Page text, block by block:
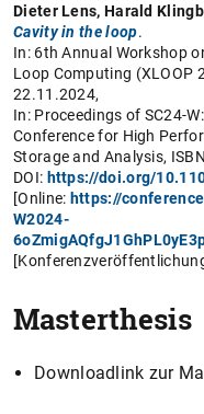
Dieter Lens, Harald
Cavity in the loop.
In: 6th Annual Workshop
Loop Computing (XLOOP
22.11.2024,
In: Proceedings of SC24-
Conference for High
Storage and Analysis,
DOI: https://doi.org/
[Online: https://
W2024-
Masterthesis
Downloadlink zur